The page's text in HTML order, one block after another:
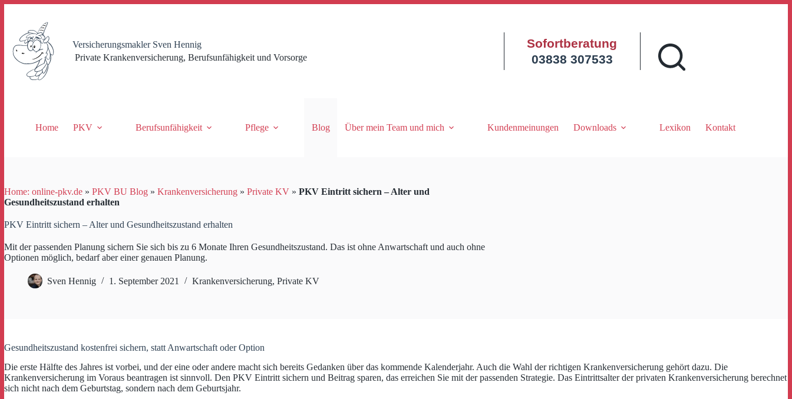
springen
Versicherungsmakler Sven Hennig
Private Krankenversicherung, Berufsunfähigkeit und Vorsorge
Sofortberatung
03838 307533
Home PKV Berufsunfähigkeit Pflege Blog Über mein Team und mich Kundenmeinungen Downloads Lexikon Kontakt
Home: online-pkv.de » PKV BU Blog » Krankenversicherung » Private KV » PKV Eintritt sichern – Alter und
Gesundheitszustand erhalten
PKV Eintritt sichern – Alter und Gesundheitszustand erhalten
Mit der passenden Planung sichern Sie sich bis zu 6 Monate Ihren Gesundheitszustand. Das ist ohne Anwartschaft und auch ohne
Optionen möglich, bedarf aber einer genauen Planung.
Sven Hennig 1. September 2021 Krankenversicherung, Private KV
Gesundheitszustand kostenfrei sichern, statt Anwartschaft oder Option
Die erste Hälfte des Jahres ist vorbei, und der eine oder andere macht sich bereits Gedanken über das kommende Kalenderjahr. Auch die Wahl der richtigen Krankenversicherung gehört dazu. Die
Krankenversicherung im Voraus beantragen ist sinnvoll. Den PKV Eintritt sichern und Beitrag sparen, das erreichen Sie mit der passenden Strategie. Das Eintrittsalter der privaten Krankenversicherung berechnet
sich nicht nach dem Geburtstag, sondern nach dem Geburtsjahr.